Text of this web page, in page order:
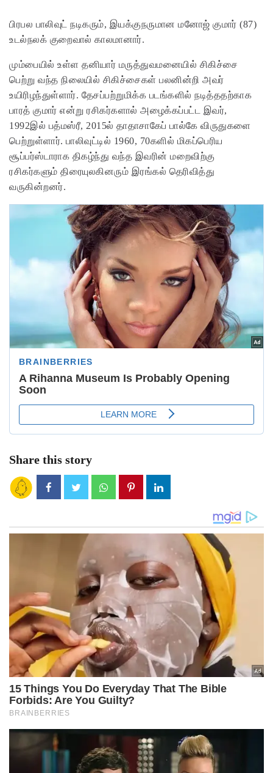
பிரபல பாலிவுட் நடிகரும், இயக்குநருமான மனோஜ் குமார் (87)
உடல்நலக் குறைவால் காலமானார்.
மும்பையில் உள்ள தனியார் மருத்துவமனையில் சிகிச்சை
பெற்று வந்த நிலையில் சிகிச்சைகள் பலனின்றி அவர்
உயிரிழந்துள்ளார். தேசப்பற்றுமிக்க படங்களில் நடித்ததற்காக
பாரத் குமார் என்று ரசிகர்களால் அழைக்கப்பட்ட இவர்,
1992இல் பத்மஸ்ரீ, 2015ல் தாதாசாகேப் பால்கே விருதுகளை
பெற்றுள்ளார். பாலிவுட்டில் 1960, 70களில் மிகப்பெரிய
சூப்பர்ஸ்டாராக திகழ்ந்து வந்த இவரின் மறைவிற்கு
ரசிகர்களும் திரையுலகினரும் இரங்கல் தெரிவித்து
வருகின்றனர்.
Share this story